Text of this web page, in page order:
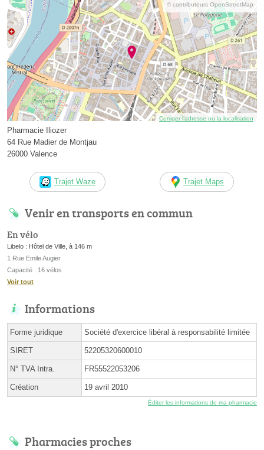
© contributeurs OpenStreetMap
Corriger l’adresse ou la localisation
Pharmacie Iliozer
64 Rue Madier de Montjau
26000 Valence
Trajet Waze Trajet Maps
Venir en transports en commun
En vélo
Libelo : Hôtel de Ville, à 146 m
1 Rue Emile Augier
Capacité : 16 vélos
Voir tout
Informations
Forme juridique Société d'exercice libéral à responsabilité limitée
SIRET 52205320600010
N° TVA Intra. FR55522053206
Création 19 avril 2010
Éditer les informations de ma pharmacie
Pharmacies proches